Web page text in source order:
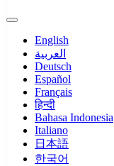
English
العربية
Deutsch
Español
Français
हिन्दी
Bahasa Indonesia
Italiano
日本語
한국어